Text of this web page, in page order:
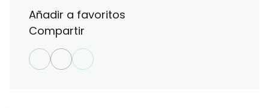
Añadir a favoritos
Compartir